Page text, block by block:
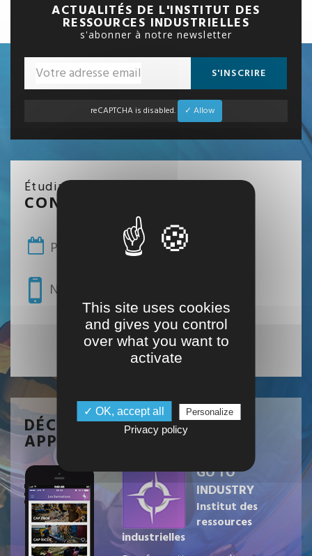
ACTUALITÉS DE L'INSTITUT DES
RESSOURCES INDUSTRIELLES
s'abonner à notre newsletter
S'INSCRIRE
reCAPTCHA is disabled. ✓ Allow
Étudiant / Entreprise / Salarié
CONTACTEZ NOUS
Prendre un rendez-vous
Nous appeler
Nous trouver
DÉCOUVREZ NOTRE
APPLICATION
GO TO
INDUSTRY
Institut des
ressources
industrielles
This site uses cookies
and gives you control
over what you want to
activate
✓ OK, accept all Personalize
Privacy policy